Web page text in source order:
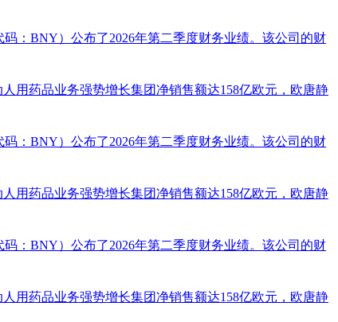
：BNY）公布了2026年第二季度财务业绩。该公司的财
用药品业务强势增长集团净销售额达158亿欧元，欧唐静
：BNY）公布了2026年第二季度财务业绩。该公司的财
用药品业务强势增长集团净销售额达158亿欧元，欧唐静
：BNY）公布了2026年第二季度财务业绩。该公司的财
用药品业务强势增长集团净销售额达158亿欧元，欧唐静